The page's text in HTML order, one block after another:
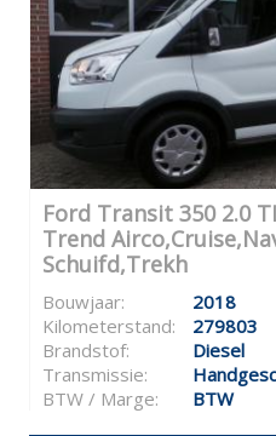
Ford Transit 350 2.0
Trend
Schuifd,Trekh
Bouwjaar:
2018
Kilometerstand:
279803
Brandstof:
Diesel
Transmissie:
BTW / Marge:
BTW